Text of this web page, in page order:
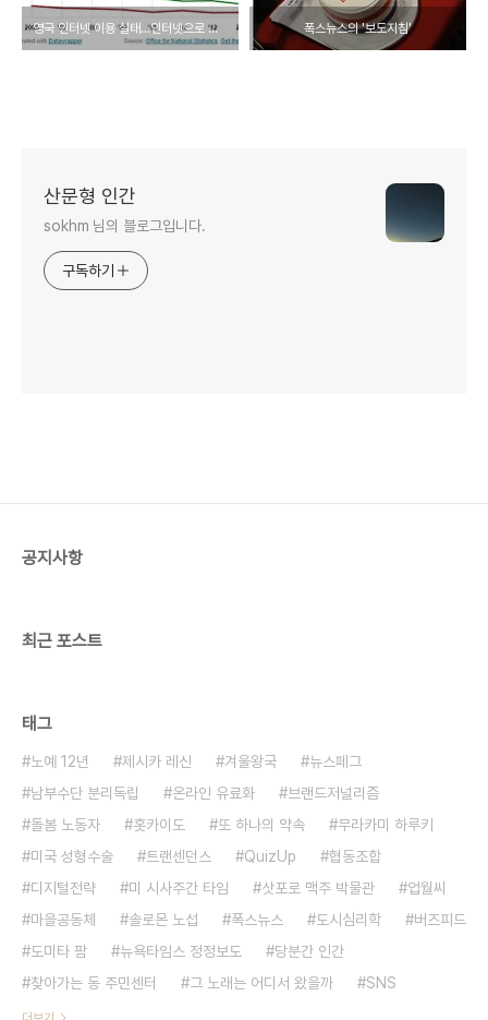
영국 인터넷 이용 실태…인터넷으로 뉴스 읽는 것이 일상이 됐다 폭스뉴스의 '보도지침'
산문형 인간
sokhm 님의 블로그입니다.
구독하기
공지사항
최근 포스트
태그
노예 12년 제시카 레신 겨울왕국
뉴스페그
남부수단 분리독립
온라인 유료화
브랜드저널리즘
돌봄 노동자
홋카이도 또 하나의 약속
무라카미 하루키
미국 성형수술
트랜센던스 QuizUp
협동조합
디지털전략
미 시사주간 타임 삿포로 맥주 박물관
업월씨
마을공동체
솔로몬 노섭 폭스뉴스 도시심리학
버즈피드
도미타 팜
뉴욕타임스 정정보도
당분간 인간
찾아가는 동 주민센터
그 노래는 어디서 왔을까 SNS